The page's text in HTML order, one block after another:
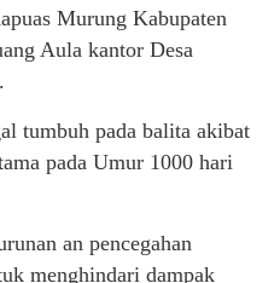
Murung Kabupaten
Aula kantor Desa
tumbuh pada balita akibat
pada Umur 1000 hari
an pencegahan
menghindari dampak